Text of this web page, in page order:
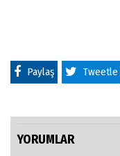
Paylaş Tweetle
YORUMLAR